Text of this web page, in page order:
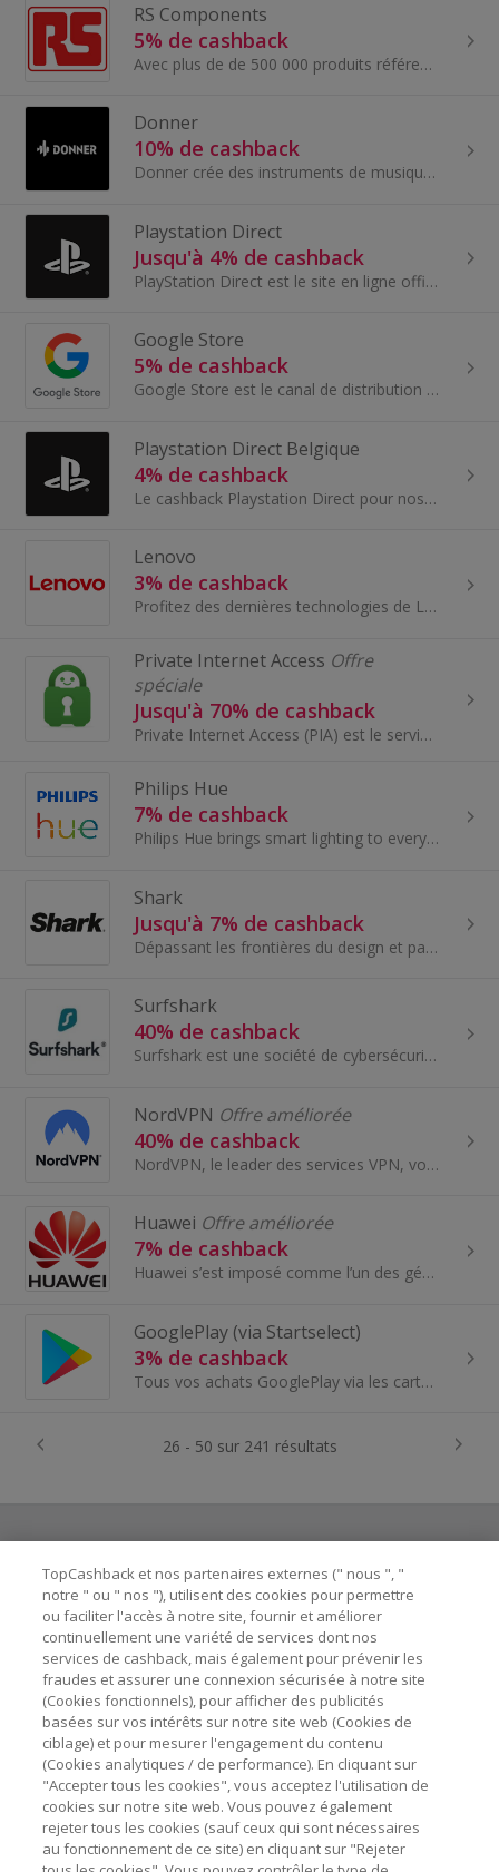
RS Components
5% de cashback
Avec plus de de 500 000 produits référencés, RS Components se positionne comme le distributeur incontournable en composants électroniques et fourni...
Donner
10% de cashback
Donner crée des instruments de musique et équipements audio de première qualité depuis 2012! La firme propose un large choix des instruments de musiq
Playstation Direct
Jusqu'à 4% de cashback
PlayStation Direct est le site en ligne officiel de Sony dédié à la vente de produits PlayStation, y compris des consoles, des accessoires et des j...
Google Store
5% de cashback
Google Store est le canal de distribution de Google Hardware qui occupe une position unique pour entretenir une relation directe avec chaque client...
Playstation Direct Belgique
4% de cashback
Le cashback Playstation Direct pour nos membres en Belgique. PlayStation Direct est le site en ligne officiel de Sony dédié à la vente de produi...
Lenovo
3% de cashback
Profitez des dernières technologies de Lenovo et gagnez du cashback grâce à ces offres très intéressantes. Lenovo est l'une des principales...
Private Internet Access Offre
spéciale
Jusqu'à 70% de cashback
Private Internet Access (PIA) est le service VPN open source le plus puissant au monde. Nous vous protégeons en ligne - ainsi que vos données perso...
Philips Hue
7% de cashback
Philips Hue brings smart lighting to everyday homes, allowing anyone to create special moments and automate with light.
Shark
Jusqu'à 7% de cashback
Dépassant les frontières du design et passionnés d’'innovation, Shark aspire à améliorer...
Surfshark
40% de cashback
Surfshark est une société de cybersécurité spécialisée dans le développement de solutions de confidentialité et de sécurité. Nos produits incluent...
NordVPN Offre améliorée
40% de cashback
NordVPN, le leader des services VPN, vous fournit un tunnel sécurisé et chiffré pour votre activité en ligne!
Huawei Offre améliorée
7% de cashback
Huawei s’est imposé comme l’un des géants de la téléphonie et des équipements mobiles...
GooglePlay (via Startselect)
3% de cashback
Tous vos achats GooglePlay via les cartes cadeaux Startselect pour économiser un maximum sur vos achats - Trouvez votre bonheur parmi des millions...
26 - 50 sur 241 résultats
Besoin d'aide ?
Astuces pour économiser
A propos de
Contactez-nous
Mentions légales
TopCashback et nos partenaires externes (" nous ", "
notre " ou " nos "), utilisent des cookies pour permettre
ou faciliter l'accès à notre site, fournir et améliorer
continuellement une variété de services dont nos
services de cashback, mais également pour prévenir les
fraudes et assurer une connexion sécurisée à notre site
(Cookies fonctionnels), pour afficher des publicités
basées sur vos intérêts sur notre site web (Cookies de
ciblage) et pour mesurer l'engagement du contenu
(Cookies analytiques / de performance). En cliquant sur
"Accepter tous les cookies", vous acceptez l'utilisation de
cookies sur notre site web. Vous pouvez également
rejeter tous les cookies (sauf ceux qui sont nécessaires
au fonctionnement de ce site) en cliquant sur "Rejeter